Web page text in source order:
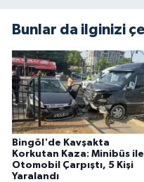
Bunlar da ilginizi
Bingöl'de Kavşakta
Korkutan Kaza: Minibüs ile
Otomobil Çarpıştı, 5 Kişi
Yaralandı